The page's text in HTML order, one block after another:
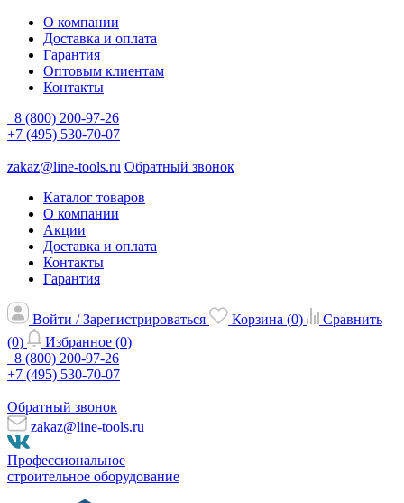
О компании
Доставка и оплата
Гарантия
Оптовым клиентам
Контакты
8 (800) 200-97-26
+7 (495) 530-70-07
zakaz@line-tools.ru Обратный звонок
Каталог товаров
О компании
Акции
Доставка и оплата
Контакты
Гарантия
Войти / Зарегистрироваться Корзина (0)
Сравнить
(0) Избранное (0)
8 (800) 200-97-26
+7 (495) 530-70-07
Обратный звонок
zakaz@line-tools.ru
Профессиональное
строительное оборудование